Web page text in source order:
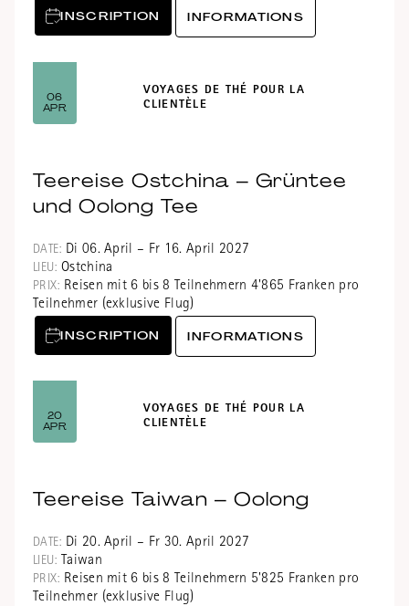
INSCRIPTION INFORMATIONS
06
APR
VOYAGES DE THÉ POUR LA
CLIENTÈLE
Teereise Ostchina – Grüntee
und Oolong Tee
DATE: Di 06. April – Fr 16. April 2027
LIEU: Ostchina
PRIX: Reisen mit 6 bis 8 Teilnehmern 4'865 Franken pro
Teilnehmer (exklusive Flug)
INSCRIPTION INFORMATIONS
20
APR
VOYAGES DE THÉ POUR LA
CLIENTÈLE
Teereise Taiwan – Oolong
DATE: Di 20. April – Fr 30. April 2027
LIEU: Taiwan
PRIX: Reisen mit 6 bis 8 Teilnehmern 5'825 Franken pro
Teilnehmer (exklusive Flug)